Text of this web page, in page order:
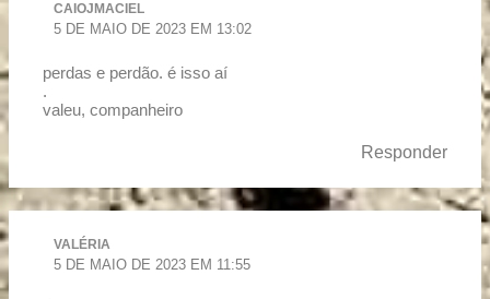
CAIOJMACIEL
5 DE MAIO DE 2023 EM 13:02
perdas e perdão. é isso aí
.
valeu, companheiro
Responder
VALÉRIA
5 DE MAIO DE 2023 EM 11:55